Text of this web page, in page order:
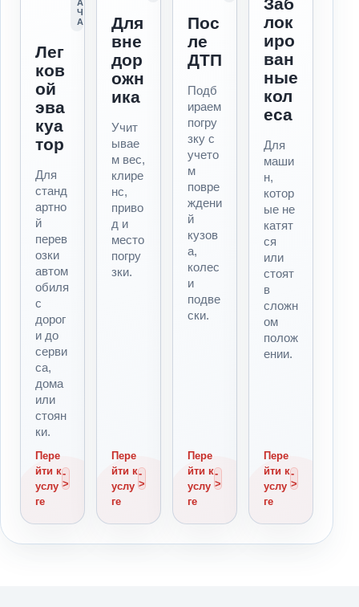
А
Ч
А
Лег
ков
ой
эва
куа
тор
Для
станд
артно
й
перев
озки
автом
обиля
с
дорог
и до
серви
са,
дома
или
стоян
ки.
Пере
йти к
услу
ге
Для
вне
дор
ожн
ика
Учит
ывае
м вес,
клире
нс,
приво
д и
место
погру
зки.
Пере
йти к
услу
ге
Пос
ле
ДТП
Подб
ираем
погру
зку с
учето
м
повре
ждени
й
кузов
а,
колес
и
подве
ски.
Пере
йти к
услу
ге
лок
иро
ван
ные
кол
еса
Для
маши
н,
котор
ые не
катят
ся
или
стоят
в
сложн
ом
полож
ении.
Пере
йти к
услу
ге